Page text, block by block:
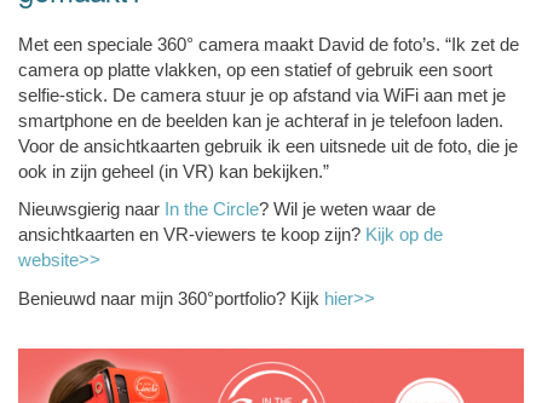
Met een speciale 360° camera maakt David de foto’s. “Ik zet de
camera op platte vlakken, op een statief of gebruik een soort
selfie-stick. De camera stuur je op afstand via WiFi aan met je
smartphone en de beelden kan je achteraf in je telefoon laden.
Voor de ansichtkaarten gebruik ik een uitsnede uit de foto, die je
ook in zijn geheel (in VR) kan bekijken.”
Nieuwsgierig naar In the Circle? Wil je weten waar de
ansichtkaarten en VR-viewers te koop zijn? Kijk op de
website>>
Benieuwd naar mijn 360°portfolio? Kijk hier>>